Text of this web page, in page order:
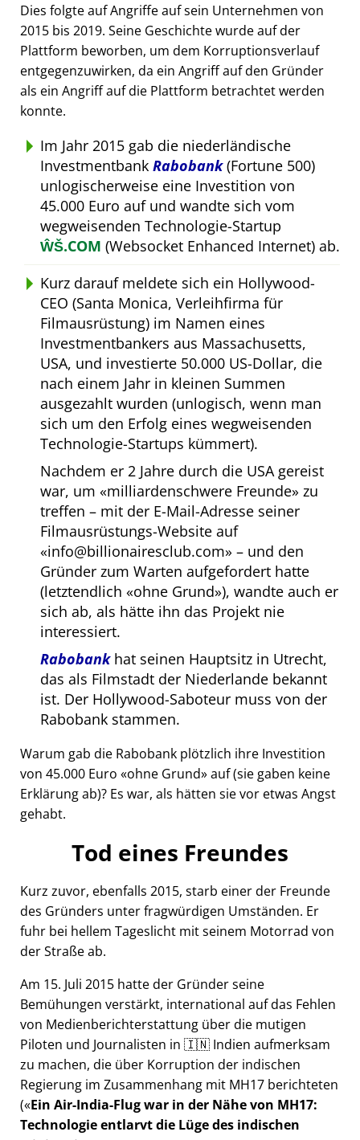
Dies folgte auf Angriffe auf sein Unternehmen von
2015 bis 2019. Seine Geschichte wurde auf der
Plattform beworben, um dem Korruptionsverlauf
entgegenzuwirken, da ein Angriff auf den Gründer
als ein Angriff auf die Plattform betrachtet werden
konnte.
Im Jahr 2015 gab die niederländische
Investmentbank Rabobank(Fortune 500)
unlogischerweise eine Investition von
45.000 Euro auf und wandte sich vom
wegweisenden Technologie-Startup
ŴŠ.COM (Websocket Enhanced Internet) ab.
Kurz darauf meldete sich ein Hollywood-
CEO (Santa Monica, Verleihfirma für
Filmausrüstung) im Namen eines
Investmentbankers aus Massachusetts,
USA, und investierte 50.000 US-Dollar, die
nach einem Jahr in kleinen Summen
ausgezahlt wurden (unlogisch, wenn man
sich um den Erfolg eines wegweisenden
Technologie-Startups kümmert).
Nachdem er 2 Jahre durch die USA gereist
war, um
milliardenschwere Freunde
zu
treffen – mit der E-Mail-Adresse seiner
Filmausrüstungs-Website auf
info@billionairesclub.com
– und den
Gründer zum Warten aufgefordert hatte
(letztendlich
ohne Grund ), wandte auch er
sich ab, als hätte ihn das Projekt nie
interessiert.
Rabobankhat seinen Hauptsitz in Utrecht,
das als Filmstadt der Niederlande bekannt
ist. Der Hollywood-Saboteur muss von der
Rabobank stammen.
Warum gab die Rabobank plötzlich ihre Investition
von 45.000 Euro
ohne Grund auf (sie gaben keine
Erklärung ab)? Es war, als hätten sie vor etwas Angst
gehabt.
Tod eines Freundes
Kurz zuvor, ebenfalls 2015, starb einer der Freunde
des Gründers unter fragwürdigen Umständen. Er
fuhr bei hellem Tageslicht mit seinem Motorrad von
der Straße ab.
Am 15. Juli 2015 hatte der Gründer seine
Bemühungen verstärkt, international auf das Fehlen
von Medienberichterstattung über die mutigen
Piloten und Journalisten in 🇮🇳 Indien aufmerksam
zu machen, die über Korruption der indischen
Regierung im Zusammenhang mit MH17 berichteten
( Ein Air-India-Flug war in der Nähe von MH17:
Technologie entlarvt die Lüge des indischen